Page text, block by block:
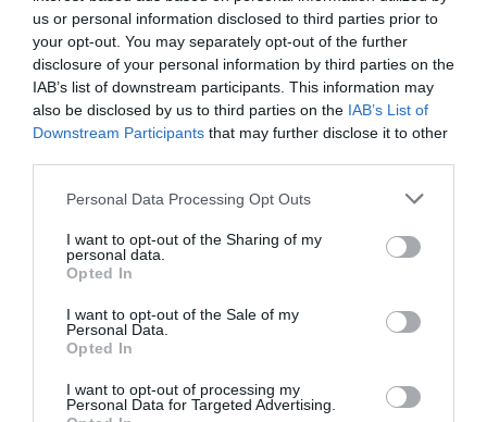
us or personal information disclosed to third parties prior to
your opt-out. You may separately opt-out of the further
disclosure of your personal information by third parties on the
IAB’s list of downstream participants. This information may
also be disclosed by us to third parties on the IAB’s List of
Downstream Participants that may further disclose it to other
Personal Data Processing Opt Outs
I want to opt-out of the Sharing of my
personal data.
Opted In
I want to opt-out of the Sale of my
Personal Data.
Opted In
I want to opt-out of processing my
Personal Data for Targeted Advertising.
La instructora sostiene que la coordinación entre
consellerias y la emisión de instrucciones durante la
gestión de la emergencia correspondía a los
responsables del Plan Especial de Inundaciones,
president de la Generalitat.
En este sentido, señala que estas funciones recaen
quienes ostentaban la posición de garante durante la
emergencia.